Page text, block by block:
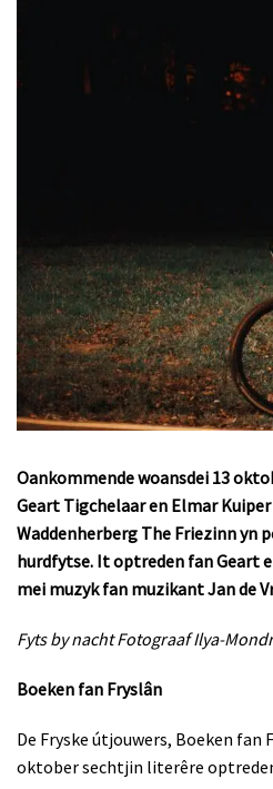
Oankommende woansdei 13
Geart Tigchelaar en Elmar
Waddenherberg The Friezinn yn
hurdfytse. It optreden fan Geart
mei muzyk fan muzikant Jan de
Fyts by nacht Fotograaf Ilya-
Boeken fan Fryslân
De Fryske útjouwers, Boeken fan
oktober sechtjin literêre